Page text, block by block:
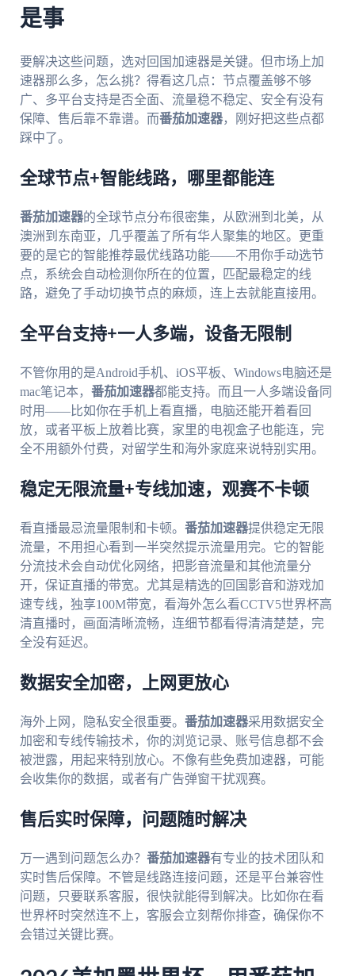
是事
要解决这些问题，选对回国加速器是关键。但市场上加
速器那么多，怎么挑？得看这几点：节点覆盖够不够
广、多平台支持是否全面、流量稳不稳定、安全有没有
保障、售后靠不靠谱。而番茄加速器，刚好把这些点都
踩中了。
全球节点+智能线路，哪里都能连
番茄加速器的全球节点分布很密集，从欧洲到北美，从
澳洲到东南亚，几乎覆盖了所有华人聚集的地区。更重
要的是它的智能推荐最优线路功能——不用你手动选节
点，系统会自动检测你所在的位置，匹配最稳定的线
路，避免了手动切换节点的麻烦，连上去就能直接用。
全平台支持+一人多端，设备无限制
不管你用的是Android手机、iOS平板、Windows电脑还是
mac笔记本， 番茄加速器都能支持。而且一人多端设备同
时用——比如你在手机上看直播，电脑还能开着看回
放，或者平板上放着比赛，家里的电视盒子也能连，完
全不用额外付费，对留学生和海外家庭来说特别实用。
稳定无限流量+专线加速，观赛不卡顿
看直播最忌流量限制和卡顿。 番茄加速器提供稳定无限
流量，不用担心看到一半突然提示流量用完。它的智能
分流技术会自动优化网络，把影音流量和其他流量分
开，保证直播的带宽。尤其是精选的回国影音和游戏加
速专线，独享100M带宽，看海外怎么看CCTV5世界杯高
清直播时，画面清晰流畅，连细节都看得清清楚楚，完
全没有延迟。
数据安全加密，上网更放心
海外上网，隐私安全很重要。 番茄加速器采用数据安全
加密和专线传输技术，你的浏览记录、账号信息都不会
被泄露，用起来特别放心。不像有些免费加速器，可能
会收集你的数据，或者有广告弹窗干扰观赛。
售后实时保障，问题随时解决
万一遇到问题怎么办？ 番茄加速器有专业的技术团队和
实时售后保障。不管是线路连接问题，还是平台兼容性
问题，只要联系客服，很快就能得到解决。比如你在看
世界杯时突然连不上，客服会立刻帮你排查，确保你不
会错过关键比赛。